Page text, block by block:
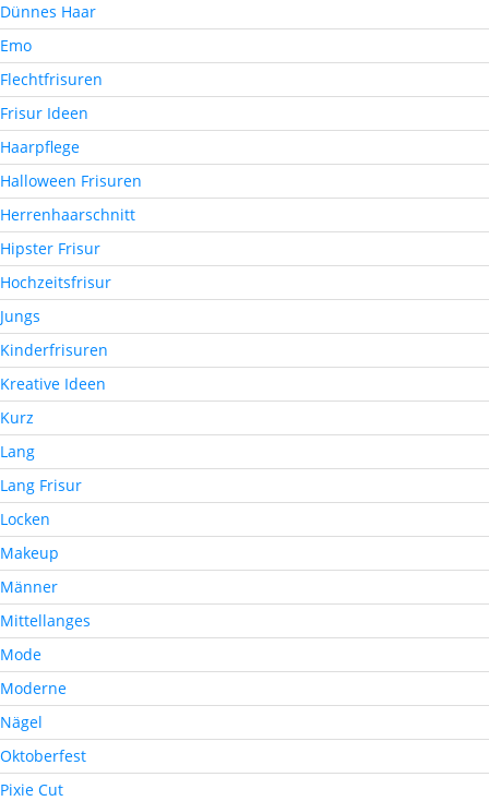
Dünnes Haar
Emo
Flechtfrisuren
Frisur Ideen
Haarpflege
Halloween Frisuren
Herrenhaarschnitt
Hipster Frisur
Hochzeitsfrisur
Jungs
Kinderfrisuren
Kreative Ideen
Kurz
Lang
Lang Frisur
Locken
Makeup
Männer
Mittellanges
Mode
Moderne
Nägel
Oktoberfest
Pixie Cut